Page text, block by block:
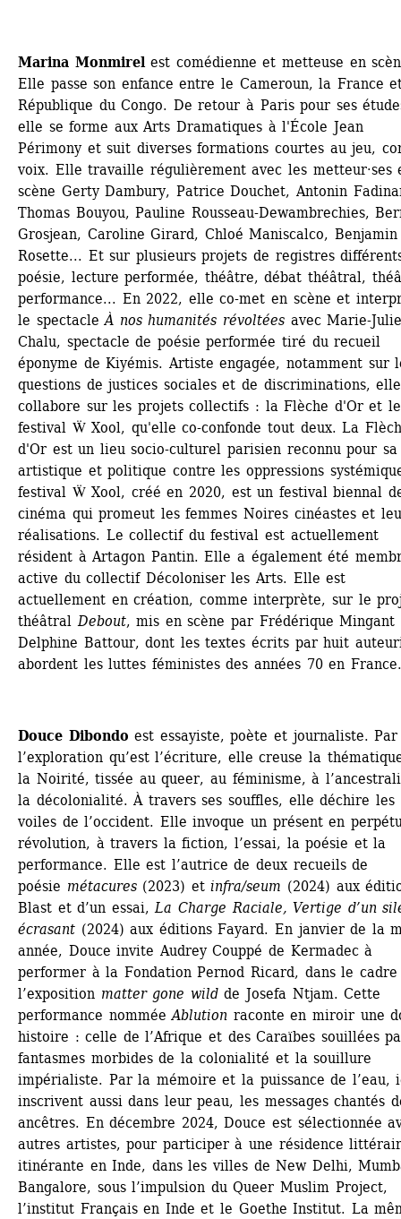
Marina Monmirelest comédienne et metteuse en
Elle passe son enfance entre le Cameroun, la France
République du Congo. De retour à Paris pour ses
elle se forme aux Arts Dramatiques à l'École Jean
Périmony et suit diverses formations courtes au jeu,
voix. Elle travaille régulièrement avec les metteur·ses
scène Gerty Dambury, Patrice Douchet, Antonin
Thomas Bouyou, Pauline Rousseau-Dewambrechies,
Grosjean, Caroline Girard, Chloé Maniscalco, Benjamin
Rosette... Et sur plusieurs projets de registres
poésie, lecture performée, théâtre, débat théâtral,
performance... En 2022, elle co-met en scène et
le spectacle À nos humanités révoltées avec Marie-
Chalu, spectacle de poésie performée tiré du recueil
éponyme de Kiyémis. Artiste engagée, notamment sur
questions de justices sociales et de discriminations, elle
collabore sur les projets collectifs : la Flèche d'Or et le
festival Ẅ Xool, qu'elle co-confonde tout deux. La
d'Or est un lieu socio-culturel parisien reconnu pour
artistique et politique contre les oppressions
festival Ẅ Xool, créé en 2020, est un festival biennal
cinéma qui promeut les femmes Noires cinéastes et
réalisations. Le collectif du festival est actuellement
résident à Artagon Pantin. Elle a également été
active du collectif Décoloniser les Arts. Elle est
actuellement en création, comme interprète, sur le
théâtral Debout, mis en scène par Frédérique Mingant
Delphine Battour, dont les textes écrits par huit
abordent les luttes féministes des années 70 en France.
Douce Dibondo est essayiste, poète et journaliste. Par
l’exploration qu’est l’écriture, elle creuse la
la Noirité, tissée au queer, au féminisme, à
la décolonialité. À travers ses souffles, elle déchire les
voiles de l’occident. Elle invoque un présent en
révolution, à travers la fiction, l’essai, la poésie et la
performance. Elle est l’autrice de deux recueils de
poésie métacures(2023) et infra/seum (2024) aux
Blast et d’un essai, La Charge Raciale, Vertige d’un
écrasant (2024) aux éditions Fayard. En janvier de la
année, Douce invite Audrey Couppé de Kermadec à
performer à la Fondation Pernod Ricard, dans le cadre
l’exposition matter gone wildde Josefa Ntjam. Cette
performance nommée Ablution raconte en miroir une
histoire : celle de l’Afrique et des Caraïbes souillées
fantasmes morbides de la colonialité et la souillure
impérialiste. Par la mémoire et la puissance de l’eau,
inscrivent aussi dans leur peau, les messages chantés
ancêtres. En décembre 2024, Douce est sélectionnée
autres artistes, pour participer à une résidence
itinérante en Inde, dans les villes de New Delhi,
Bangalore, sous l’impulsion du Queer Muslim Project,
l’institut Français en Inde et le Goethe Institut. La